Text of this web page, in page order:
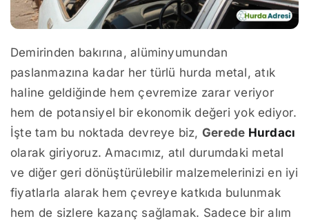
Demirinden bakırına, alüminyumundan
paslanmazına kadar her türlü hurda metal, atık
haline geldiğinde hem çevremize zarar veriyor
hem de potansiyel bir ekonomik değeri yok ediyor.
İşte tam bu noktada devreye biz, Gerede Hurdacı
olarak giriyoruz. Amacımız, atıl durumdaki metal
ve diğer geri dönüştürülebilir malzemelerinizi en iyi
fiyatlarla alarak hem çevreye katkıda bulunmak
hem de sizlere kazanç sağlamak. Sadece bir alım